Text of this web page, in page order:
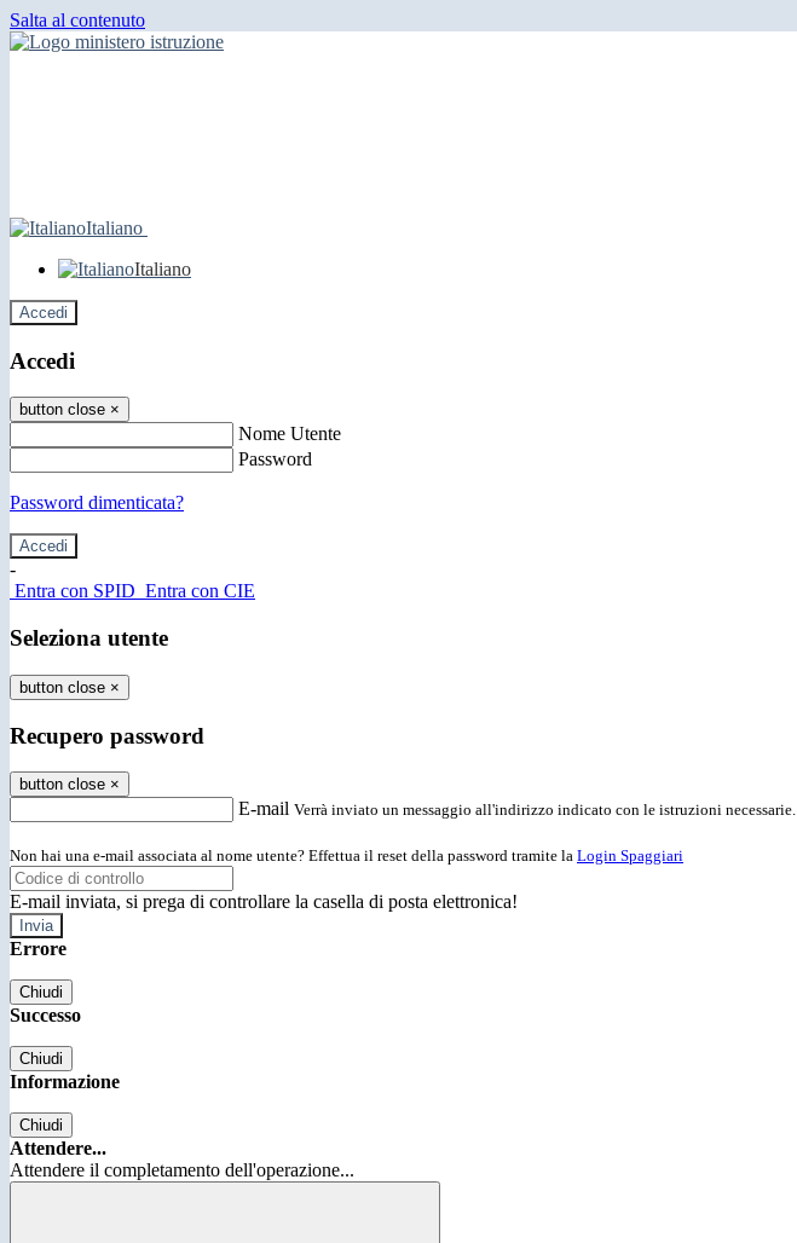
Salta al contenuto
Italiano
Italiano
Accedi
Accedi
button close ×
Nome Utente
Password
Password dimenticata?
-
Entra con SPID Entra con CIE
Seleziona utente
button close ×
Recupero password
button close ×
E-mail Verrà inviato un messaggio all'indirizzo indicato con le istruzioni necessarie.
Non hai una e-mail associata al nome utente? Effettua il reset della password tramite la Login Spaggiari
E-mail inviata, si prega di controllare la casella di posta elettronica!
Errore
Chiudi
Successo
Chiudi
Informazione
Chiudi
Attendere...
Attendere il completamento dell'operazione...